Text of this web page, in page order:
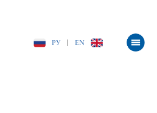
РУ EN